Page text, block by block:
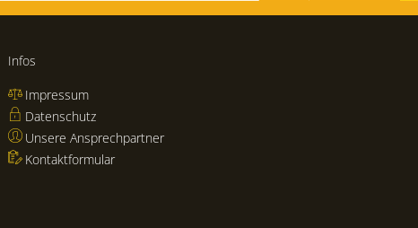
Infos
Impressum
Datenschutz
Unsere Ansprechpartner
Kontaktformular